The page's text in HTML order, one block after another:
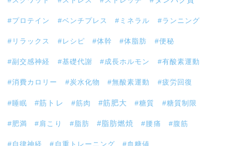
プロテイン ベンチプレス ミネラル ランニング
リラックス レシピ 体幹 体脂肪 便秘
副交感神経 基礎代謝 成長ホルモン 有酸素運動
消費カロリー 炭水化物 無酸素運動 疲労回復
睡眠 筋トレ 筋肉 筋肥大 糖質 糖質制限
肥満 肩こり 脂肪 脂肪燃焼 腰痛 腹筋
自律神経 自重トレーニング 血糖値